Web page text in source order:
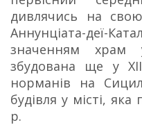
дивлячись на
Аннунціата-деї-
значенням храм
збудована ще у
норманів на
будівля у місті,
р.